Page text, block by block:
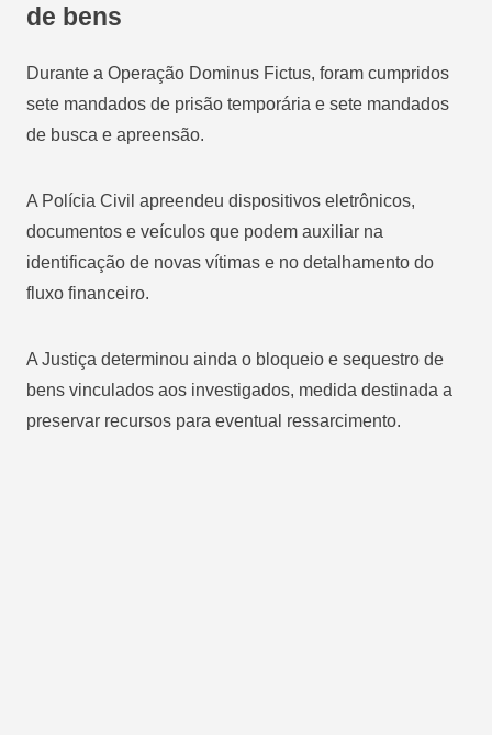
de bens
Durante a Operação Dominus Fictus, foram cumpridos
sete mandados de prisão temporária e sete mandados
de busca e apreensão.
A Polícia Civil apreendeu dispositivos eletrônicos,
documentos e veículos que podem auxiliar na
identificação de novas vítimas e no detalhamento do
fluxo financeiro.
A Justiça determinou ainda o bloqueio e sequestro de
bens vinculados aos investigados, medida destinada a
preservar recursos para eventual ressarcimento.